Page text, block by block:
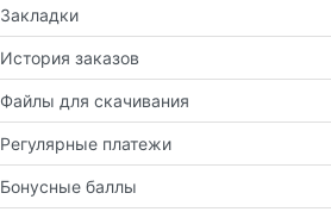
Закладки
История заказов
Файлы для скачивания
Регулярные платежи
Бонусные баллы